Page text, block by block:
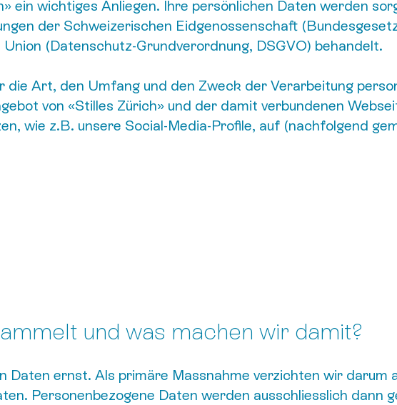
ein wichtiges Anliegen. Ihre persönlichen Daten werden
der Schweizerischen Eidgenossenschaft
(Datenschutz-Grundverordnung, DSGVO) behandelt.
die Art, den Umfang und den Zweck der Verarbeitung
von «Stilles Zürich» und der damit verbundenen
wie z.B. unsere Social-Media-Profile, auf (nachfolgend
und was machen wir damit?
Daten ernst. Als primäre Massnahme verzichten wir darum
Personenbezogene Daten werden ausschliesslich dann